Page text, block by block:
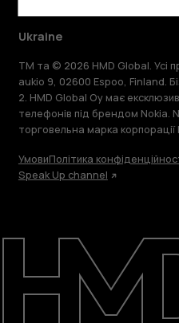
Детальніше
Підтримка
Ukraine
TM та © 2026 HMD Global. Усі
aukio 9, 02600 Espoo, Finland.
2. HMD Global Oy має
телефонів під брендом Nokia.
торговельна марка корпорації
УмовиПолітика
Speak Up channel